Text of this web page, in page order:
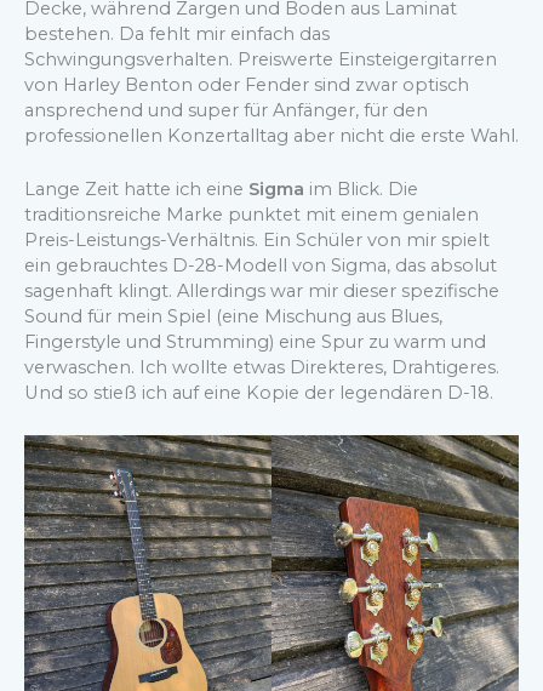
Decke, während Zargen und Boden aus Laminat
bestehen. Da fehlt mir einfach das
Schwingungsverhalten. Preiswerte Einsteigergitarren
von Harley Benton oder Fender sind zwar optisch
ansprechend und super für Anfänger, für den
professionellen Konzertalltag aber nicht die erste Wahl.
Lange Zeit hatte ich eine Sigma im Blick. Die
traditionsreiche Marke punktet mit einem genialen
Preis-Leistungs-Verhältnis. Ein Schüler von mir spielt
ein gebrauchtes D-28-Modell von Sigma, das absolut
sagenhaft klingt. Allerdings war mir dieser spezifische
Sound für mein Spiel (eine Mischung aus Blues,
Fingerstyle und Strumming) eine Spur zu warm und
verwaschen. Ich wollte etwas Direkteres, Drahtigeres.
Und so stieß ich auf eine Kopie der legendären D-18.